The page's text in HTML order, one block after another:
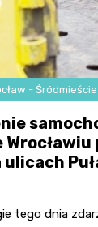
- Śródmieście
tego dnia